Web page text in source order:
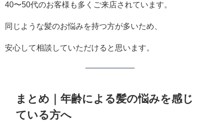
40〜50代のお客様も多くご来店されています。
同じような髪のお悩みを持つ方が多いため、
安心して相談していただけると思います。
まとめ｜年齢による髪の悩みを感じ
ている方へ